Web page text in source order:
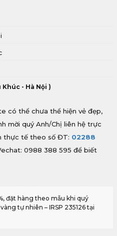
- Hà Nội )
có thể chưa thể hiện vẻ đẹp,
mời quý Anh/Chị liên hệ trực
thực tế theo số ĐT: 02288
0988 388 595 để biết
đặt hàng theo mẫu khi quý
tự nhiên – IRSP 235126 tại